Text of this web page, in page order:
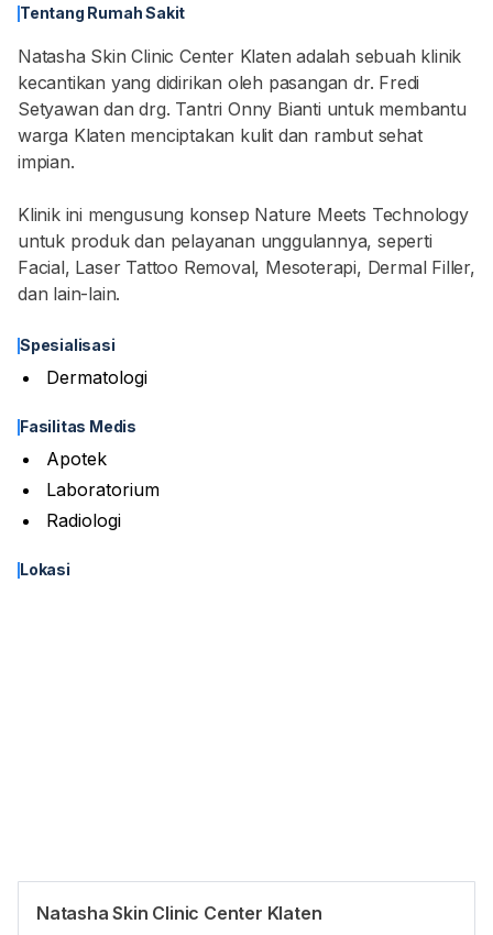
Tentang Rumah Sakit
Natasha Skin Clinic Center Klaten adalah sebuah klinik
kecantikan yang didirikan oleh pasangan dr. Fredi
Setyawan dan drg. Tantri Onny Bianti untuk membantu
warga Klaten menciptakan kulit dan rambut sehat
impian.
Klinik ini mengusung konsep Nature Meets Technology
untuk produk dan pelayanan unggulannya, seperti
Facial, Laser Tattoo Removal, Mesoterapi, Dermal Filler,
dan lain-lain.
Spesialisasi
Dermatologi
Fasilitas Medis
Apotek
Laboratorium
Radiologi
Lokasi
Natasha Skin Clinic Center Klaten
Panduan Pasien